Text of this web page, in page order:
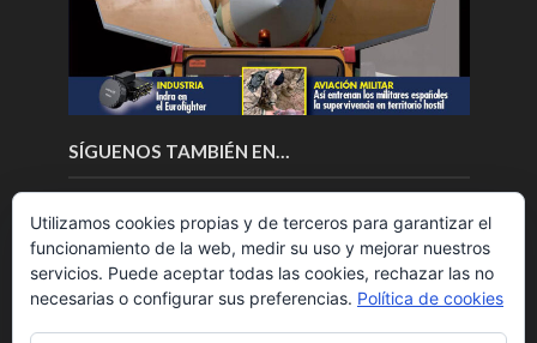
SÍGUENOS TAMBIÉN EN…
Utilizamos cookies propias y de terceros para garantizar el
funcionamiento de la web, medir su uso y mejorar nuestros
servicios. Puede aceptar todas las cookies, rechazar las no
necesarias o configurar sus preferencias. Política de cookies